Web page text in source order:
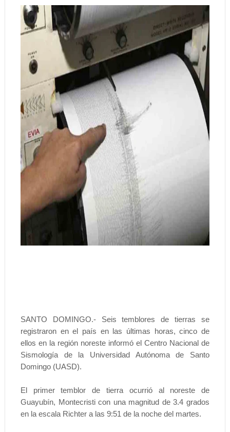
SANTO DOMINGO.- Seis temblores de tierras se
registraron en el país en las últimas horas, cinco de
ellos en la región noreste informó el Centro Nacional de
Sismología de la Universidad Autónoma de Santo
Domingo (UASD).
El primer temblor de tierra ocurrió al noreste de
Guayubín, Montecristi con una magnitud de 3.4 grados
en la escala Richter a las 9:51 de la noche del martes.